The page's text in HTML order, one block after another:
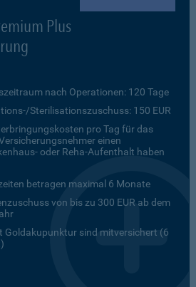
Plus
nach Operationen: 120 Tage
Sterilisationszuschuss: 150 EUR
pro Tag für das
einen
oder Reha-Aufenthalt haben
betragen maximal 6 Monate
von bis zu 300 EUR ab dem
Goldakupunktur sind mitversichert (6